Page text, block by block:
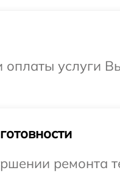
услуги
ремонта